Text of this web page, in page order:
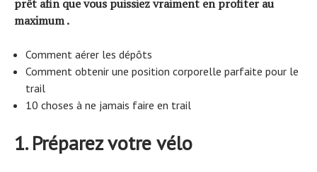
prêt afin que vous puissiez vraiment en profiter au
maximum .
Comment aérer les dépôts
Comment obtenir une position corporelle parfaite pour le
trail
10 choses à ne jamais faire en trail
1. Préparez votre vélo
Tous nos articles